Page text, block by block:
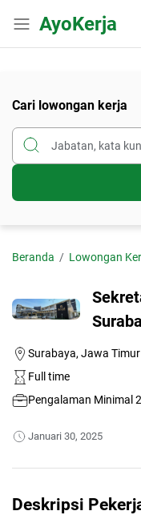
AyoKerja
Cari lowongan kerja
Beranda Lowongan
Surabaya, Jawa Timur
Full time
Pengalaman Minimal
Januari 30, 2025
Deskripsi